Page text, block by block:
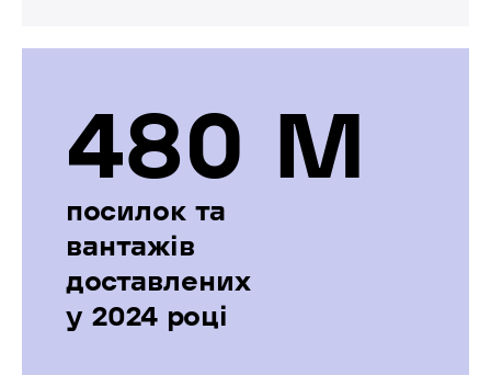
480 М
посилок та
вантажів
доставлених
у 2024 році